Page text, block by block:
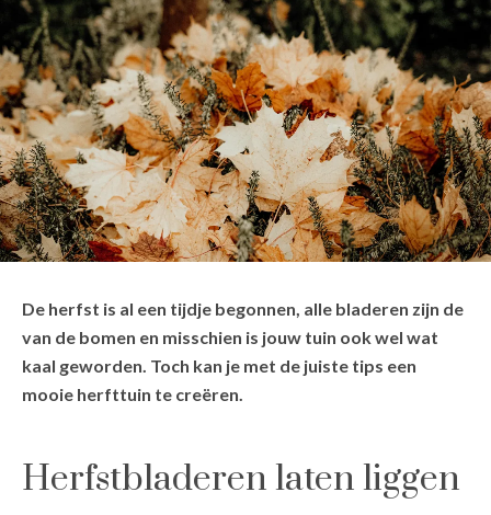
De herfst is al een tijdje begonnen, alle bladeren zijn de
van de bomen en misschien is jouw tuin ook wel wat
kaal geworden. Toch kan je met de juiste tips een
mooie herfttuin te creëren.
Herfstbladeren laten liggen